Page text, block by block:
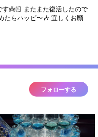
👼🏻 またまた復活したので
たらハッピ〜🎶 宜しくお願
フォローする